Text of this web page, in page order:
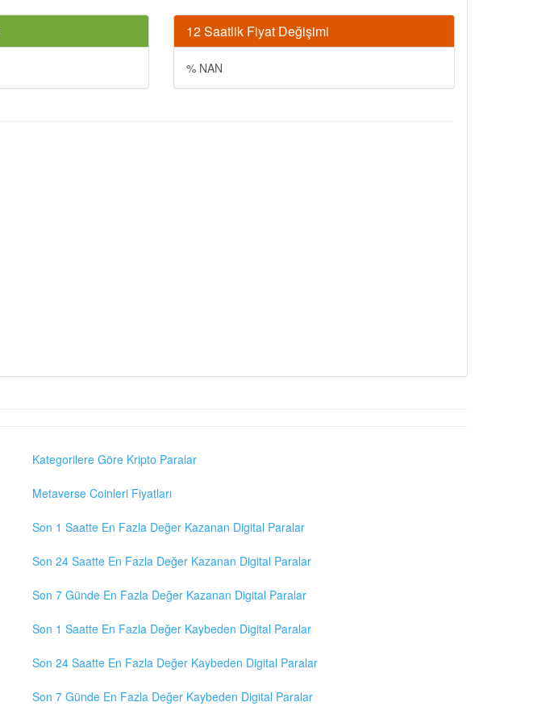
12 Saatlik Fiyat Değişimi
% NAN
Kategorilere Göre Kripto Paralar
Metaverse Coinleri Fiyatları
Son 1 Saatte En Fazla Değer Kazanan Digital Paralar
Son 24 Saatte En Fazla Değer Kazanan Digital Paralar
Son 7 Günde En Fazla Değer Kazanan Digital Paralar
Son 1 Saatte En Fazla Değer Kaybeden Digital Paralar
Son 24 Saatte En Fazla Değer Kaybeden Digital Paralar
Son 7 Günde En Fazla Değer Kaybeden Digital Paralar